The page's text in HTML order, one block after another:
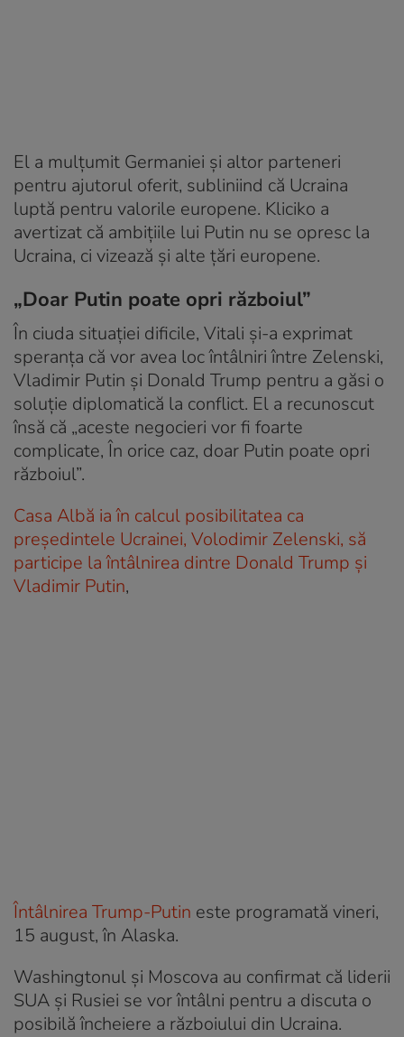
El a mulțumit Germaniei și altor parteneri
pentru ajutorul oferit, subliniind că Ucraina
luptă pentru valorile europene. Kliciko a
avertizat că ambițiile lui Putin nu se opresc la
Ucraina, ci vizează și alte țări europene.
„Doar Putin poate opri războiul”
În ciuda situației dificile, Vitali și-a exprimat
speranța că vor avea loc întâlniri între Zelenski,
Vladimir Putin și Donald Trump pentru a găsi o
soluție diplomatică la conflict. El a recunoscut
însă că „aceste negocieri vor fi foarte
complicate, În orice caz, doar Putin poate opri
războiul”.
Casa Albă ia în calcul posibilitatea ca
președintele Ucrainei, Volodimir Zelenski, să
participe la întâlnirea dintre Donald Trump și
Vladimir Putin,
Întâlnirea Trump-Putin este programată vineri,
15 august, în Alaska.
Washingtonul și Moscova au confirmat că liderii
SUA și Rusiei se vor întâlni pentru a discuta o
posibilă încheiere a războiului din Ucraina.